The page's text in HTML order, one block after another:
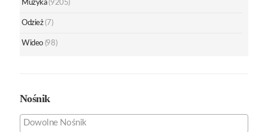
Muzyka (9205)
Odzież (7)
Wideo (98)
Nośnik